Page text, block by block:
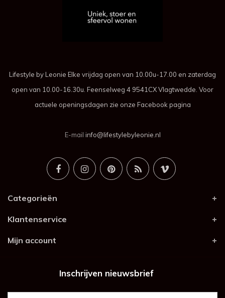
Lifestyle by Leonie Elke vrijdag open van 10.00u-17.00 en zaterdag
open van 10.00-16.30u. Feenselweg 4 9541CX Vlagtwedde. Voor
actuele openingsdagen zie onze Facebook pagina
E-mail info@lifestylebyleonie.nl
Categorieën
Klantenservice
Mijn account
Inschrijven nieuwsbrief